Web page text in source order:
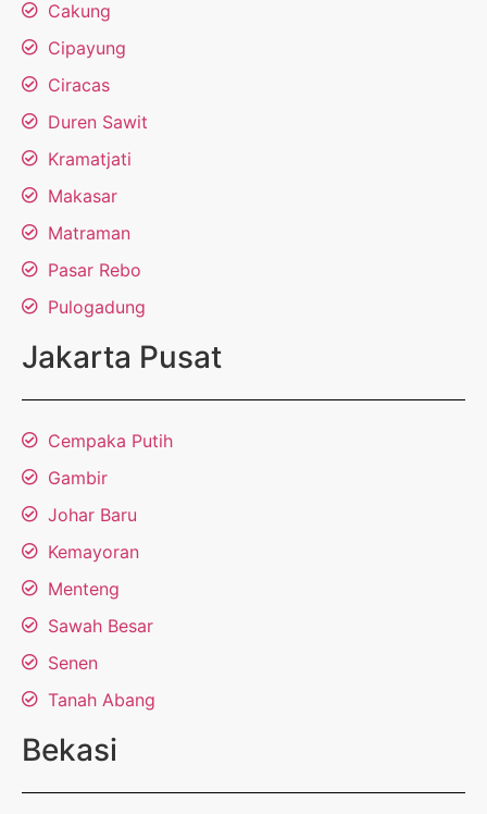
Cakung
Cipayung
Ciracas
Duren Sawit
Kramatjati
Makasar
Matraman
Pasar Rebo
Pulogadung
Jakarta Pusat
Cempaka Putih
Gambir
Johar Baru
Kemayoran
Menteng
Sawah Besar
Senen
Tanah Abang
Bekasi